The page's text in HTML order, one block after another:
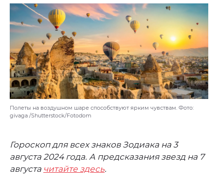
Полеты на воздушном шаре способствуют ярким чувствам. Фото:
givaga /Shutterstock/Fotodom
Гороскоп для всех знаков Зодиака на 3
августа 2024 года. А предсказания звезд на 7
августа читайте здесь.